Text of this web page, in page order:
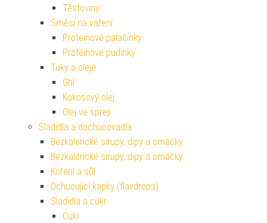
Těstoviny
Směsi na vaření
Proteinové palačinky
Proteinové pudinky
Tuky a oleje
Ghí
Kokosový olej
Olej ve spreji
Sladidla a dochucovadla
Bezkalorické sirupy, dipy a omáčky
Bezkalorické sirupy, dipy a omáčky
Koření a sůl
Ochucující kapky (flavdrops)
Sladidla a cukr
Cukr